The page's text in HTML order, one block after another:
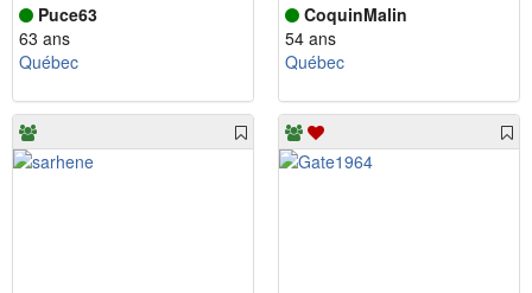
Puce63
63 ans
Québec
CoquinMalin
54 ans
Québec